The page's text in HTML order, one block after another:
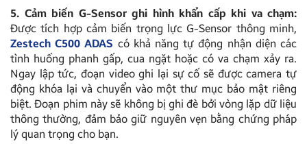
5. Cảm biến G-Sensor ghi hình khẩn cấp khi va chạm:
Được tích hợp cảm biến trọng lực G-Sensor thông minh,
Zestech C500 ADAS có khả năng tự động nhận diện các
tình huống phanh gấp, cua ngặt hoặc có va chạm xảy ra.
Ngay lập tức, đoạn video ghi lại sự cố sẽ được camera tự
động khóa lại và chuyển vào một thư mục bảo mật riêng
biệt. Đoạn phim này sẽ không bị ghi đè bởi vòng lặp dữ liệu
thông thường, đảm bảo giữ nguyên vẹn bằng chứng pháp
lý quan trọng cho bạn.